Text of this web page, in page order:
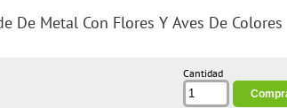
De Metal Con Flores Y Aves De Colores
Cantidad